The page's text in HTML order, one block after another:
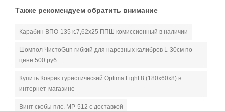
Также рекомендуем обратить внимание
Карабин ВПО-135 к.7,62х25 ППШ комиссионный в наличии
Шомпол ЧистоGun гибкий для нарезных калибров L-30см по
цене 500 руб
Купить Коврик туристический Optima Light 8 (180х60х8) в
интернет-магазине
Винт скобы плс. МР-512 с доставкой